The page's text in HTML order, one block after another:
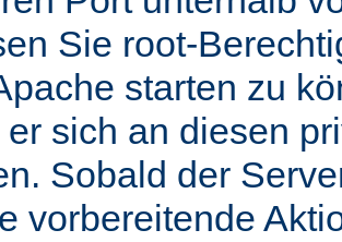
Sie root-
starten zu
er sich an diesen
Sobald der
vorbereitende